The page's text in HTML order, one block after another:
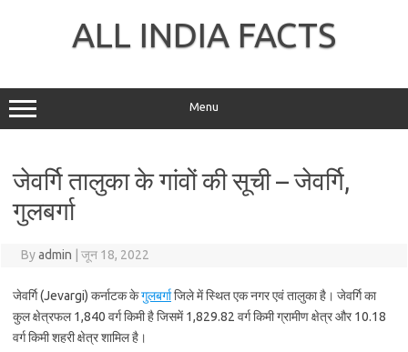
ALL INDIA FACTS
Menu
जेवर्गि तालुका के गांवों की सूची – जेवर्गि,
गुलबर्गा
Byadmin जून 18, 2022
जेवर्गि (Jevargi) कर्नाटक केगुलबर्गाजिले में स्थित एक नगर एवं तालुका है। जेवर्गि का
कुल क्षेत्रफल 1,840 वर्ग किमी है जिसमें 1,829.82 वर्ग किमी ग्रामीण क्षेत्र और 10.18
वर्ग किमी शहरी क्षेत्र शामिल है।